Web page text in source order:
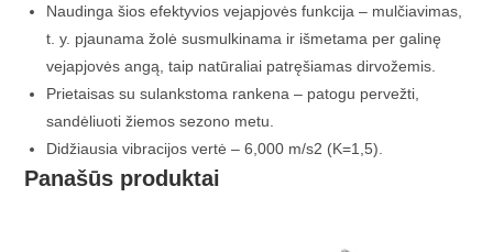
Naudinga šios efektyvios vejapjovės funkcija – mulčiavimas,
t. y. pjaunama žolė susmulkinama ir išmetama per galinę
vejapjovės angą, taip natūraliai patręšiamas dirvožemis.
Prietaisas su sulankstoma rankena – patogu pervežti,
sandėliuoti žiemos sezono metu.
Didžiausia vibracijos vertė – 6,000 m/s2 (K=1,5).
Panašūs produktai